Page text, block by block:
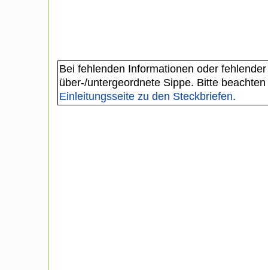
Bei fehlenden Informationen oder
über-/untergeordnete Sippe. Bitte
Einleitungsseite zu den Steckbriefen.